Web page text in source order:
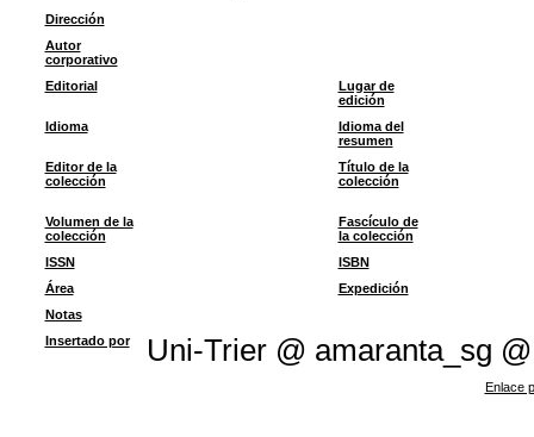
Dirección
Autor
corporativo
Editorial
Lugar de
edición
Idioma
Idioma del
resumen
Editor de la
colección
Título de la
colección
Volumen de la
colección
Fascículo de
la colección
ISSN
ISBN
Área
Expedición
Notas
Insertado por
Uni-Trier @ amaranta_sg @
Enlace